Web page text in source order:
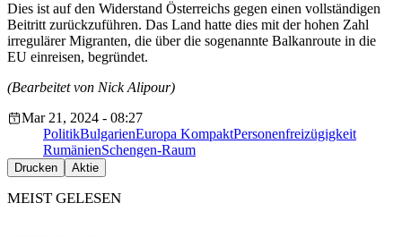
Dies ist auf den Widerstand Österreichs gegen einen vollständigen
Beitritt zurückzuführen. Das Land hatte dies mit der hohen Zahl
irregulärer Migranten, die über die sogenannte Balkanroute in die
EU einreisen, begründet.
(Bearbeitet von Nick Alipour)
Mar 21, 2024 - 08:27
PolitikBulgarienEuropa KompaktPersonenfreizügigkeit
RumänienSchengen-Raum
Drucken Aktie
MEIST GELESEN